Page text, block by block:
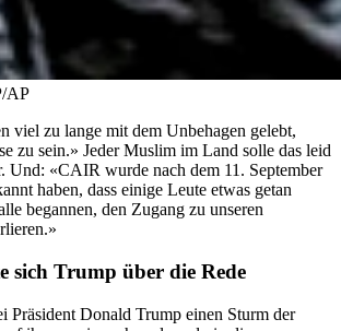
AP
viel zu lange mit dem Unbehagen gelebt,
zu sein.» Jeder Muslim im Land solle das leid
Und: «CAIR wurde nach dem 11. September
haben, dass einige Leute etwas getan
begannen, den Zugang zu unseren
sich Trump über die Rede
Präsident Donald Trump einen Sturm der